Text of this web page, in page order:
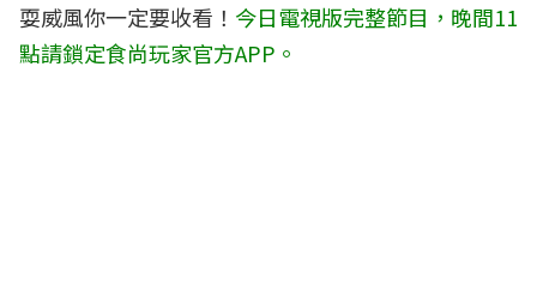
耍威風你一定要收看！ 今日電視版完整節目，晚間11
點請鎖定食尚玩家官方APP。